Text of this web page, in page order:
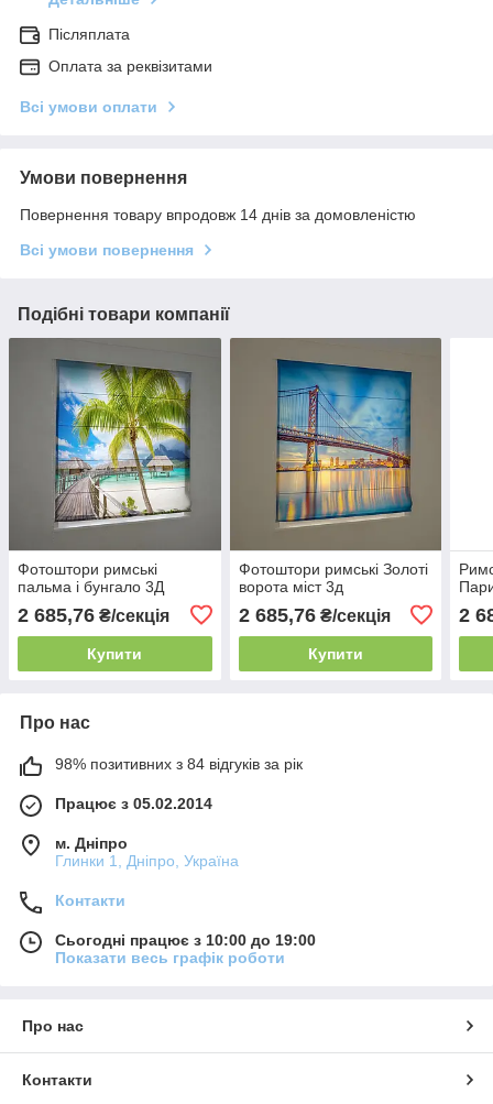
Післяплата
Оплата за реквізитами
Всі умови оплати
Умови повернення
Повернення товару впродовж 14 днів за домовленістю
Всі умови повернення
Подібні товари компанії
Фотоштори римські
пальма і бунгало 3Д
2 685,76 ₴/секція
Купити
Фотоштори римські Золоті
ворота міст 3д
2 685,76₴/секція
Купити
2
Про нас
98% позитивних з 84 відгуків за рік
Працює з 05.02.2014
м. Дніпро
Глинки 1, Дніпро, Україна
Контакти
Сьогодні працює з 10:00 до 19:00
Показати весь графік роботи
Про нас
Контакти